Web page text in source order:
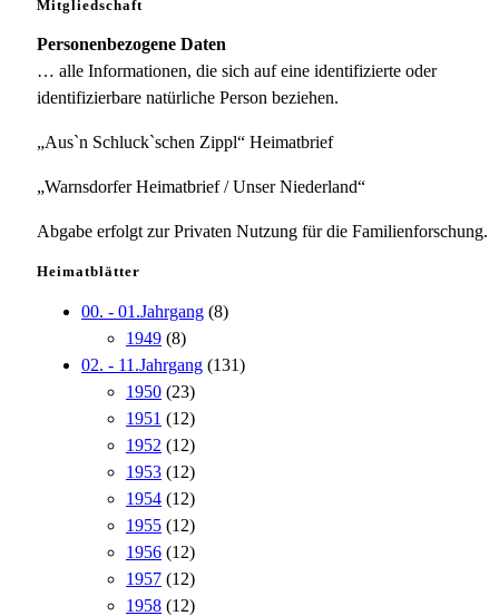
Mitgliedschaft
Personenbezogene Daten
… alle Informationen, die sich auf eine identifizierte oder
identifizierbare natürliche Person beziehen.
„Aus`n Schluck`schen Zippl“ Heimatbrief
„Warnsdorfer Heimatbrief / Unser Niederland“
Abgabe erfolgt zur Privaten Nutzung für die Familienforschung.
Heimatblätter
00. - 01.Jahrgang (8)
1949 (8)
02. - 11.Jahrgang (131)
1950 (23)
1951 (12)
1952 (12)
1953 (12)
1954 (12)
1955 (12)
1956 (12)
1957 (12)
1958 (12)